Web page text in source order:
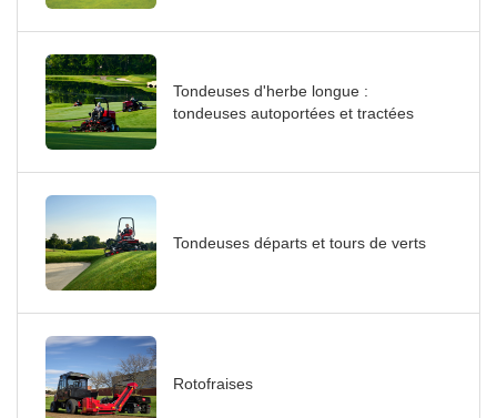
Tondeuses d'herbe longue :
tondeuses autoportées et tractées
Tondeuses départs et tours de verts
Rotofraises